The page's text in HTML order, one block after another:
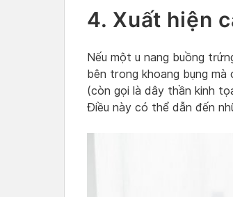
4. Xuất hiện
Nếu một u nang buồng
bên trong khoang bụng
(còn gọi là dây thần kinh
Điều này có thể dẫn đến